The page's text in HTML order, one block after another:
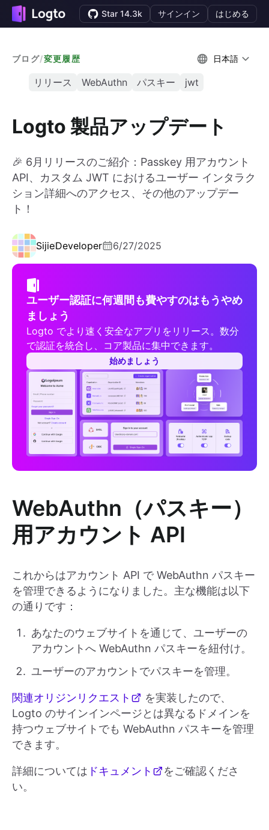
Star 14.3k サインイン はじめる
ブログ/変更履歴 日本語
リリース WebAuthn パスキー jwt
Logto 製品アップデート
🎉 6月リリースのご紹介：Passkey 用アカウント
API、カスタム JWT におけるユーザー インタラク
ション詳細へのアクセス、その他のアップデー
ト！
SijieDeveloper 6/27/2025
ユーザー認証に何週間も費やすのはもうやめ
ましょう
Logto でより速く安全なアプリをリリース。数分
で認証を統合し、コア製品に集中できます。
始めましょう
WebAuthn（パスキー）
用アカウント API
これからはアカウント API で WebAuthn パスキー
を管理できるようになりました。主な機能は以下
の通りです：
あなたのウェブサイトを通じて、ユーザーの
アカウントへ WebAuthn パスキーを紐付け。
ユーザーのアカウントでパスキーを管理。
関連オリジンリクエスト
を実装したので、
Logto のサインインページとは異なるドメインを
持つウェブサイトでも WebAuthn パスキーを管理
できます。
詳細については ドキュメント
をご確認くださ
い。